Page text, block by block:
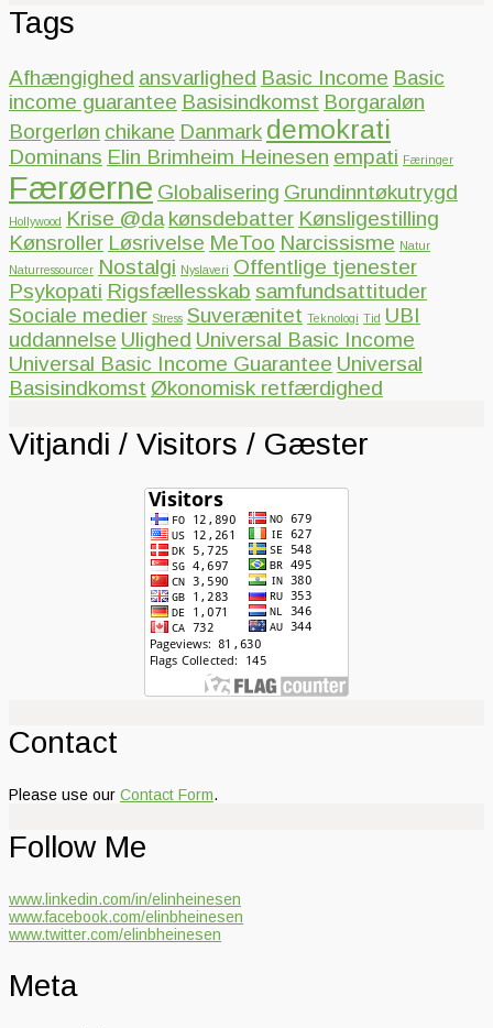
Tags
Afhængighed ansvarlighed Basic Income Basic
income guarantee Basisindkomst Borgaraløn
Borgerløn chikane Danmark demokrati
Dominans Elin Brimheim Heinesen empati Færinger
Færøerne Globalisering Grundinntøkutrygd
Hollywood Krise @da kønsdebatter Kønsligestilling
Kønsroller Løsrivelse MeToo Narcissisme Natur
Naturressourcer Nostalgi Nyslaveri Offentlige tjenester
Psykopati Rigsfællesskab samfundsattituder
Sociale medier Stress Suverænitet Teknologi Tid UBI
uddannelse Ulighed Universal Basic Income
Universal Basic Income Guarantee Universal
Basisindkomst Økonomisk retfærdighed
Vitjandi / Visitors / Gæster
Contact
Please use our Contact Form.
Follow Me
www.linkedin.com/in/elinheinesen
www.facebook.com/elinbheinesen
www.twitter.com/elinbheinesen
Meta